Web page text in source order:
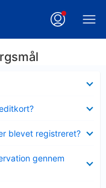
blevet registreret?
gennem